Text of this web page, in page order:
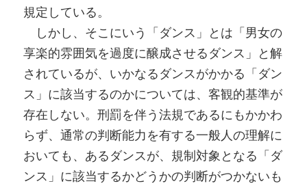
規定している。
しかし、そこにいう「ダンス」とは「男女の
享楽的雰囲気を過度に醸成させるダンス」と解
されているが、いかなるダンスがかかる「ダン
ス」に該当するのかについては、客観的基準が
存在しない。刑罰を伴う法規であるにもかかわ
らず、通常の判断能力を有する一般人の理解に
おいても、あるダンスが、規制対象となる「ダ
ンス」に該当するかどうかの判断がつかないも